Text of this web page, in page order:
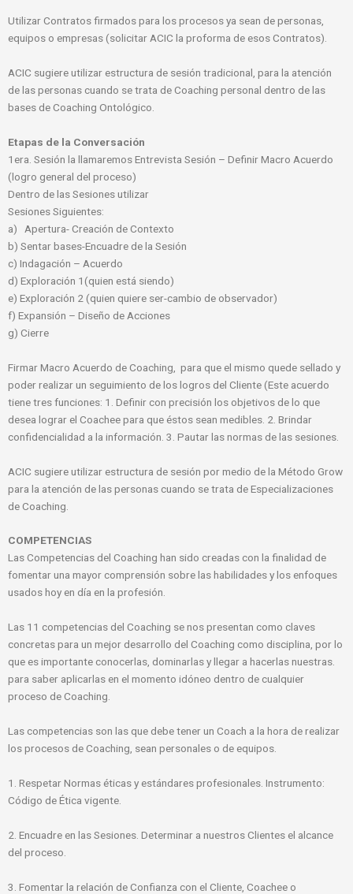
Utilizar Contratos firmados para los procesos ya sean de personas,
equipos o empresas (solicitar ACIC la proforma de esos Contratos).
ACIC sugiere utilizar estructura de sesión tradicional, para la atención
de las personas cuando se trata de Coaching personal dentro de las
bases de Coaching Ontológico.
Etapas de la Conversación
1era. Sesión la llamaremos Entrevista Sesión – Definir Macro Acuerdo
(logro general del proceso)
Dentro de las Sesiones utilizar
Sesiones Siguientes:
a) Apertura- Creación de Contexto
b) Sentar bases-Encuadre de la Sesión
c) Indagación – Acuerdo
d) Exploración 1(quien está siendo)
e) Exploración 2 (quien quiere ser-cambio de observador)
f) Expansión – Diseño de Acciones
g) Cierre
Firmar Macro Acuerdo de Coaching, para que el mismo quede sellado y
poder realizar un seguimiento de los logros del Cliente (Este acuerdo
tiene tres funciones: 1. Definir con precisión los objetivos de lo que
desea lograr el Coachee para que éstos sean medibles. 2. Brindar
confidencialidad a la información. 3. Pautar las normas de las sesiones.
ACIC sugiere utilizar estructura de sesión por medio de la Método Grow
para la atención de las personas cuando se trata de Especializaciones
de Coaching.
COMPETENCIAS
Las Competencias del Coaching han sido creadas con la finalidad de
fomentar una mayor comprensión sobre las habilidades y los enfoques
usados hoy en día en la profesión.
Las 11 competencias del Coaching se nos presentan como claves
concretas para un mejor desarrollo del Coaching como disciplina, por lo
que es importante conocerlas, dominarlas y llegar a hacerlas nuestras.
para saber aplicarlas en el momento idóneo dentro de cualquier
proceso de Coaching.
Las competencias son las que debe tener un Coach a la hora de realizar
los procesos de Coaching, sean personales o de equipos.
1. Respetar Normas éticas y estándares profesionales. Instrumento:
Código de Ética vigente.
2. Encuadre en las Sesiones. Determinar a nuestros Clientes el alcance
del proceso.
3. Fomentar la relación de Confianza con el Cliente, Coachee o